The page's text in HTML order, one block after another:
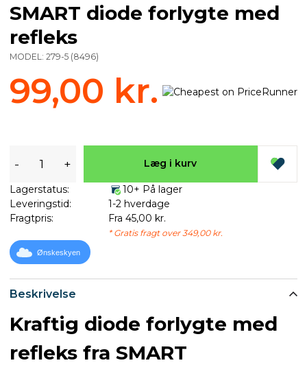
Beskrivelse
Kraftig diode forlygte med
refleks fra SMART
SMART diode forlygte med
refleks
MODEL: 279-5 (8496)
99,00 kr.
- + Læg i kurv
Lagerstatus:
10+ På lager
Leveringstid:
1-2 hverdage
Fragtpris:
Fra 45,00 kr.
* Gratis fragt over 349,00 kr.
Ønskeskyen